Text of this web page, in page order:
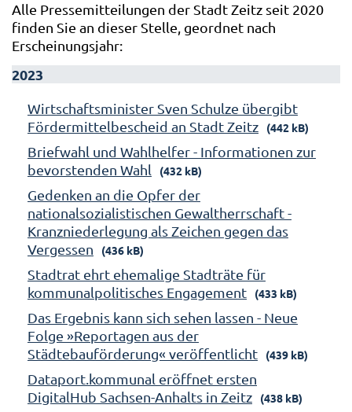
Alle Pressemitteilungen der Stadt Zeitz seit 2020
finden Sie an dieser Stelle, geordnet nach
Erscheinungsjahr:
2023
Wirtschaftsminister Sven Schulze übergibt
Fördermittelbescheid an Stadt Zeitz
(442 kB)
Briefwahl und Wahlhelfer - Informationen zur
bevorstenden Wahl
(432 kB)
Gedenken an die Opfer der
nationalsozialistischen Gewaltherrschaft -
Kranzniederlegung als Zeichen gegen das
Vergessen
(436 kB)
Stadtrat ehrt ehemalige Stadträte für
kommunalpolitisches Engagement
(433 kB)
Das Ergebnis kann sich sehen lassen - Neue
Folge »Reportagen aus der
Städtebauförderung« veröffentlicht
(439 kB)
Dataport.kommunal eröffnet ersten
DigitalHub Sachsen-Anhalts in Zeitz
(438 kB)